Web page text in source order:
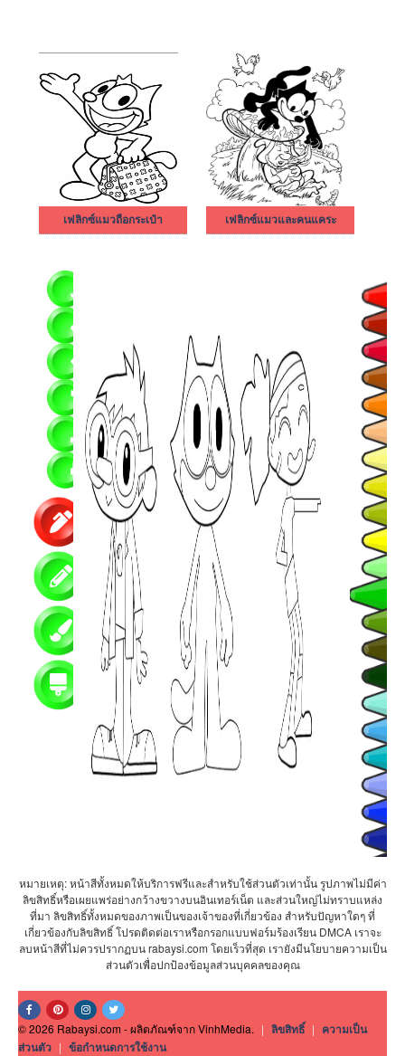
เฟลิกซ์แมวถือกระเป๋า เฟลิกซ์แมวและคนแคระ
หมายเหตุ: หน้าสีทั้งหมดให้บริการฟรีและสำหรับใช้ส่วนตัวเท่านั้น รูปภาพไม่มีค่า
ลิขสิทธิ์หรือเผยแพร่อย่างกว้างขวางบนอินเทอร์เน็ต และส่วนใหญ่ไม่ทราบแหล่ง
ที่มา ลิขสิทธิ์ทั้งหมดของภาพเป็นของเจ้าของที่เกี่ยวข้อง สำหรับปัญหาใดๆ ที่
เกี่ยวข้องกับลิขสิทธิ์ โปรดติดต่อเราหรือกรอกแบบฟอร์มร้องเรียน DMCA เราจะ
ลบหน้าสีที่ไม่ควรปรากฏบน rabaysi.com โดยเร็วที่สุด เรายังมีนโยบายความเป็น
ส่วนตัวเพื่อปกป้องข้อมูลส่วนบุคคลของคุณ
© 2026 Rabaysi.com - ผลิตภัณฑ์จาก VinhMedia. | ลิขสิทธิ์ | ความเป็น
ส่วนตัว | ข้อกำหนดการใช้งาน